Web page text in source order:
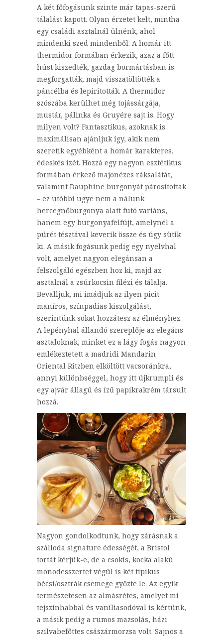
A két főfogásunk szinte már tapas-szerű
tálalást kapott. Olyan érzetet kelt, mintha
egy családi asztalnál ülnénk, ahol
mindenki szed mindenből. A homár itt
thermidor formában érkezik, azaz a főtt
húst kiszedték, gazdag bormártásban is
megforgatták, majd visszatöltötték a
páncélba és lepirították. A thermidor
szószába kerülhet még tojássárgája,
mustár, pálinka és Gruyére sajt is. Hogy
milyen volt? Fantasztikus, azoknak is
maximálisan ajánljuk így, akik nem
szeretik egyébként a homár karakteres,
édeskés ízét. Hozzá egy nagyon esztétikus
formában érkező majonézes ráksalátát,
valamint Dauphine burgonyát párosítottak
– ez utóbbi ugye nem a nálunk
hercegnőburgonya alatt futó variáns,
hanem egy burgonyafelfújt, amelynél a
pürét tésztával keverik össze és úgy sütik
ki. A másik fogásunk pedig egy nyelvhal
volt, amelyet nagyon elegánsan a
felszolgáló egészben hoz ki, majd az
asztalnál a zsúrkocsin filézi és tálalja.
Bevalljuk, mi imádjuk az ilyen picit
maníros, színpadias kiszolgálást,
szerintünk sokat hozzátesz az élményhez.
A lepényhal állandó szereplője az elegáns
asztaloknak, minket ez a lágy fogás nagyon
emlékeztetett a madridi Mandarin
Oriental Ritzben elköltött vacsoránkra,
annyi különbséggel, hogy itt újkrumpli és
egy ajvár állagú és ízű papikrakrém társult
hozzá.
Nagyon gondolkodtunk, hogy zárásnak a
szálloda signature édességét, a Bristol
tortát kérjük-e, de a csokis, kocka alakú
monodesszertet végül is két tipikus
bécsi/osztrák csemege győzte le. Az egyik
természetesen az almásrétes, amelyet mi
tejszínhabbal és vaníliasodóval is kértünk,
a másik pedig a rumos mazsolás, házi
szilvabefőttes császármorzsa volt. Sajnos a